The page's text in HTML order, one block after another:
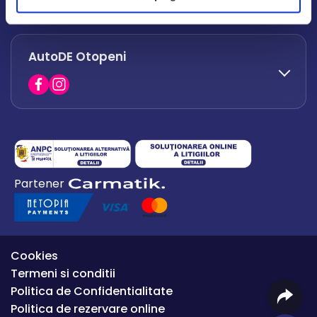
office.afumati@autode.ro
0730 063 852
0730 063 851
AutoDE Otopeni
0754 649 360
office.premium@autode.ro
Partener
Cookies
Termeni si conditii
Politica de Confidentialitate
Politica de rezervare online